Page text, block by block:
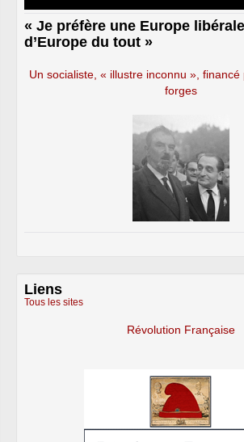
« Je préfère une Europe
d’Europe du tout »
Un socialiste, « illustre inconnu »,
forges
Liens
Tous les sites
Révolution Française